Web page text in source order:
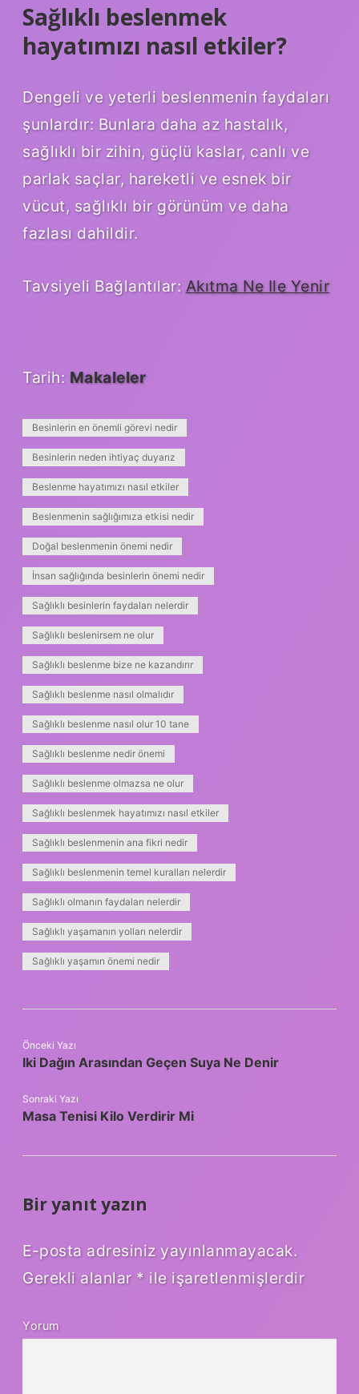
Sağlıklı beslenmek
hayatımızı nasıl etkiler?
Dengeli ve yeterli beslenmenin faydaları
şunlardır: Bunlara daha az hastalık,
sağlıklı bir zihin, güçlü kaslar, canlı ve
parlak saçlar, hareketli ve esnek bir
vücut, sağlıklı bir görünüm ve daha
fazlası dahildir.
Tavsiyeli Bağlantılar: Akıtma Ne Ile Yenir
Tarih: Makaleler
Besinlerin en önemli görevi nedir
Besinlerin neden ihtiyaç duyarız
Beslenme hayatımızı nasıl etkiler
Beslenmenin sağlığımıza etkisi nedir
Doğal beslenmenin önemi nedir
İnsan sağlığında besinlerin önemi nedir
Sağlıklı besinlerin faydaları nelerdir
Sağlıklı beslenirsem ne olur
Sağlıklı beslenme bize ne kazandırır
Sağlıklı beslenme nasıl olmalıdır
Sağlıklı beslenme nasıl olur 10 tane
Sağlıklı beslenme nedir önemi
Sağlıklı beslenme olmazsa ne olur
Sağlıklı beslenmek hayatımızı nasıl etkiler
Sağlıklı beslenmenin ana fikri nedir
Sağlıklı beslenmenin temel kuralları nelerdir
Sağlıklı olmanın faydaları nelerdir
Sağlıklı yaşamanın yolları nelerdir
Sağlıklı yaşamın önemi nedir
Önceki Yazı
Iki Dağın Arasından Geçen Suya Ne Denir
Sonraki Yazı
Masa Tenisi Kilo Verdirir Mi
Bir yanıt yazın
E-posta adresiniz yayınlanmayacak.
Gerekli alanlar * ile işaretlenmişlerdir
Yorum